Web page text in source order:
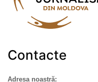
Contacte
Adresa noastră: